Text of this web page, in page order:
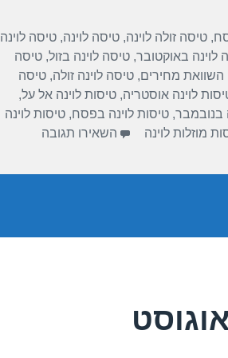
,טיסה זולה לוינה,טיסה לוינה,טיסה לוינה
לוינה באוקטובר,טיסה לוינה בזול,טיסה
השוואת מחירים,טיסה לוינה זולה,טיסה
לוינה אוסטריה,טיסות לוינה אל על,
בנובמבר,טיסות לוינה בפסח,טיסות לוינה
מוזלות לוינה
השאירו תגובה